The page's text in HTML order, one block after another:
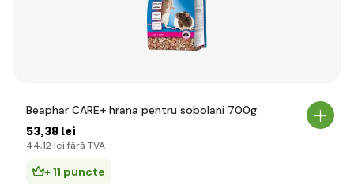
Beaphar CARE+ hrana pentru sobolani 700g
53,38 lei
44,12 lei fără TVA
+ 11 puncte